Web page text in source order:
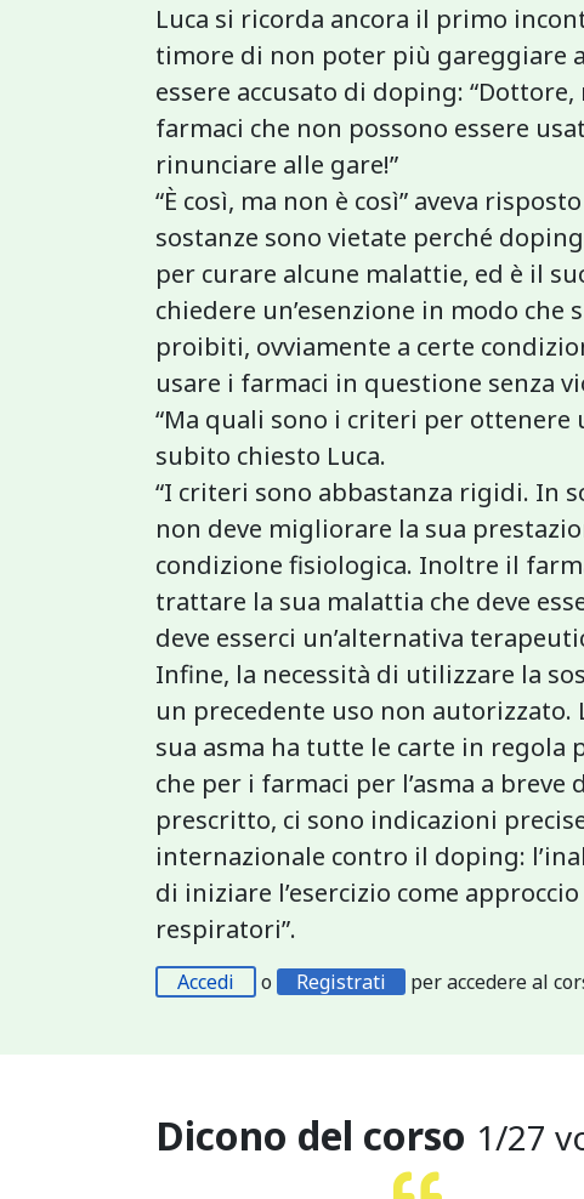
Luca si ricorda ancora il primo
timore di non poter più gareggiare
essere accusato di doping:
farmaci che non possono essere
rinunciare alle gare!”
“È così, ma non è così” aveva
sostanze sono vietate perché
per curare alcune malattie, ed è il
chiedere un’esenzione in modo che
proibiti, ovviamente a certe
usare i farmaci in questione senza
“Ma quali sono i criteri per ottenere
subito chiesto Luca.
“I criteri sono abbastanza rigidi. In
non deve migliorare la sua
condizione fisiologica. Inoltre il
trattare la sua malattia che deve
deve esserci un’alternativa
Infine, la necessità di utilizzare la
un precedente uso non autorizzato.
sua asma ha tutte le carte in regola
che per i farmaci per l’asma a breve
prescritto, ci sono indicazioni
internazionale contro il doping:
di iniziare l’esercizio come
respiratori”.
Accedi o Registrati per accedere al
Dicono del corso 1/27